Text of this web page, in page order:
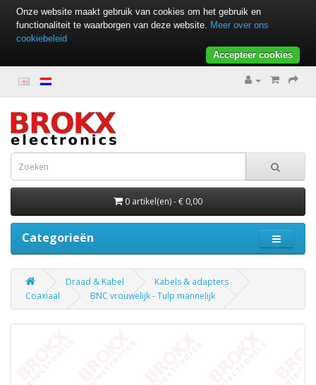
0 artikel(en) - € 0,00
Categorieën
Draad & Kabel
Kabels & adapters
Coaxiaal
BNC vrouwelijk - Tulp mannelijk
Onze website maakt gebruik van cookies om het gebruik en
functionaliteit te waarborgen van deze website. Meer over ons
cookiebeleid
Accepteer cookies